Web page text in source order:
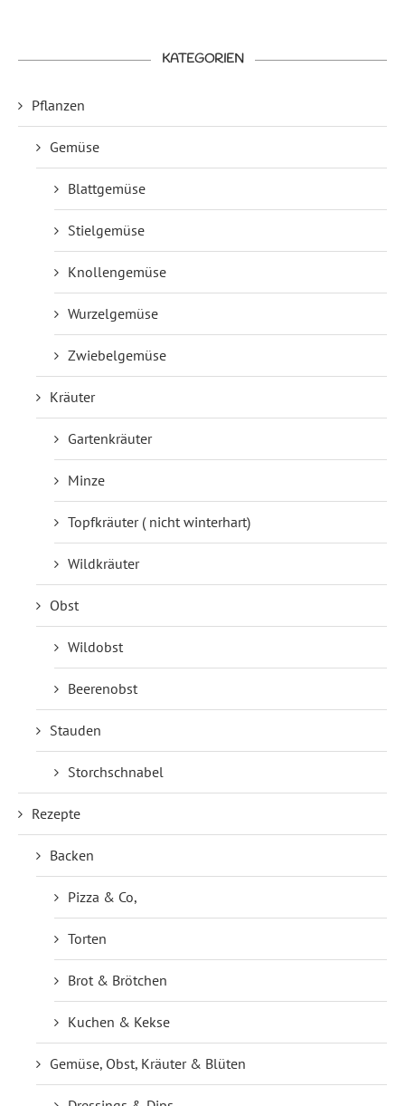
KATEGORIEN
Pflanzen
Gemüse
Blattgemüse
Stielgemüse
Knollengemüse
Wurzelgemüse
Zwiebelgemüse
Kräuter
Gartenkräuter
Minze
Topfkräuter ( nicht winterhart)
Wildkräuter
Obst
Wildobst
Beerenobst
Stauden
Storchschnabel
Rezepte
Backen
Pizza & Co,
Torten
Brot & Brötchen
Kuchen & Kekse
Gemüse, Obst, Kräuter & Blüten